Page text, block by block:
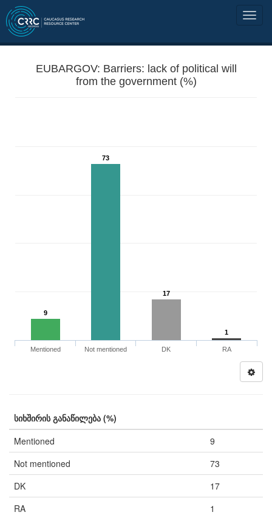
EUBARGOV: Barriers: lack of political will
from the government (%)
9
73
17
1
Mentioned Not mentioned DK RA
სიხშირის განაწილება (%)
Mentioned
9
Not mentioned
73
DK
17
RA
1